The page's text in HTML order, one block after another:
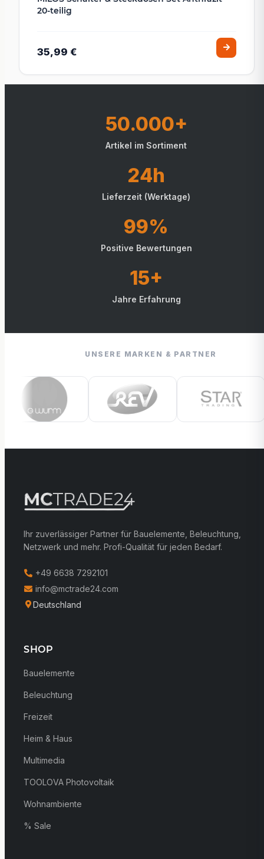
20-teilig
35,99 €
50.000+
Artikel im Sortiment
24h
Lieferzeit (Werktage)
99%
Positive Bewertungen
15+
Jahre Erfahrung
UNSERE MARKEN & PARTNER
Ihr zuverlässiger Partner für Bauelemente, Beleuchtung,
Netzwerk und mehr. Profi-Qualität für jeden Bedarf.
+49 6638 7292101
info@mctrade24.com
Deutschland
SHOP
Bauelemente
Beleuchtung
Freizeit
Heim & Haus
Multimedia
TOOLOVA Photovoltaik
Wohnambiente
% Sale